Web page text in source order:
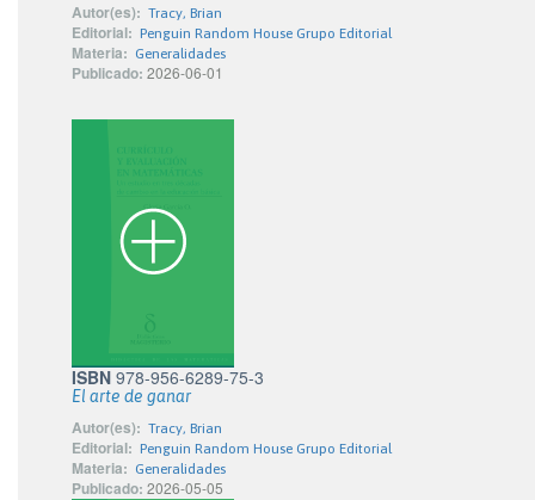
Autor(es): Tracy, Brian
Editorial: Penguin Random House Grupo Editorial
Materia: Generalidades
Publicado: 2026-06-01
ISBN 978-956-6289-75-3
El arte de ganar
Autor(es): Tracy, Brian
Editorial: Penguin Random House Grupo Editorial
Materia: Generalidades
Publicado: 2026-05-05